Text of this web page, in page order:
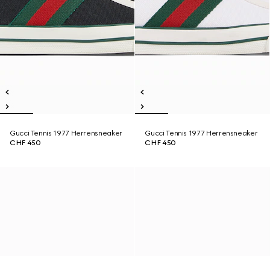
Gucci Tennis 1977 Herrensneaker
CHF 450
Gucci Tennis 1977 Herrensneaker
CHF 450